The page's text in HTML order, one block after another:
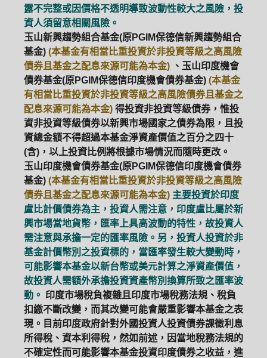
露不完整或因價格不透明導致波動性較大之風險，投
資人須留意相關風險。
玉山新興趨勢組合基金(原PGIM保德信新興趨勢組合
基金) (本基金有相當比重投資於非投資等級之高風險
債券且基金之配息來源可能為本金) 、玉山印度機會
債券基金(原PGIM保德信印度機會債券基金) (本基金
有相當比重投資於非投資等級之高風險債券且基金之
配息來源可能為本金) 得投資非投資等級債券，惟投
資非投資等級債券以新興市場國家之債券為限，且投
資總金額不得超過本基金淨資產價值之百分之四十
(含)，以上投資比例將根據市場情況而隨時更改。
玉山印度機會債券基金(原PGIM保德信印度機會債券
基金) (本基金有相當比重投資於非投資等級之高風險
債券且基金之配息來源可能為本金) 主要投資於印度
盧比計價債券為主，投資人需注意，印度盧比屬於新
興市場當地貨幣，匯率上具高波動的特性，故投資人
需注意與承擔一定的匯率風險。另，投資人投資於非
基金計價幣別之投資標的，當匯率發生較大變動時，
可能影響本基金以新台幣或美元計算之淨資產價值，
故投資人需額外承擔投資資產幣別換算所致之匯率波
動。 印度市場稅負複雜且印度市場稅務法規、稅負
扣繳不斷改變，而其改變可能會嚴重影響本基金之表
現。目前印度政府針對外國投資人投資債券課徵利息
所得稅、資本利得稅，然如前述，因當地稅務法規的
不確定性而可能影響本基金投資印度債券之收益，進